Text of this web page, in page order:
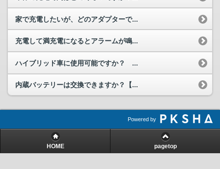
家で充電したいが、どのアダプターで...
充電して満充電になるとアラームが鳴...
ハイブリッド車に使用可能ですか？ ...
内蔵バッテリーは交換できますか？【...
Powered by
HOME pagetop